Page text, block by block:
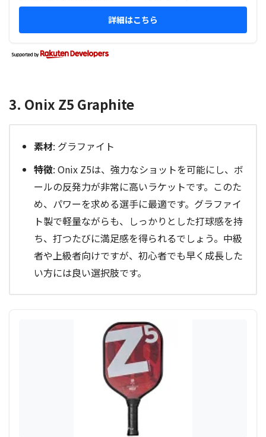
詳細はこちら
3. Onix Z5 Graphite
素材: グラファイト
特徴: Onix Z5は、強力なショットを可能にし、ボ
ールの反発力が非常に高いラケットです。このた
め、パワーを求める選手に最適です。グラファイ
ト製で軽量ながらも、しっかりとした打球感を持
ち、打つたびに満足感を得られるでしょう。中級
者や上級者向けですが、初心者でも早く成長した
い方には良い選択肢です。